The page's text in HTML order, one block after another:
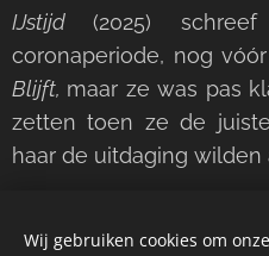
IJstijd(2025)
coronaperiode, nog vóór
Blijft, maar ze was pas
zetten toen ze de
haar de uitdaging wilden
Wij gebruiken cookies om